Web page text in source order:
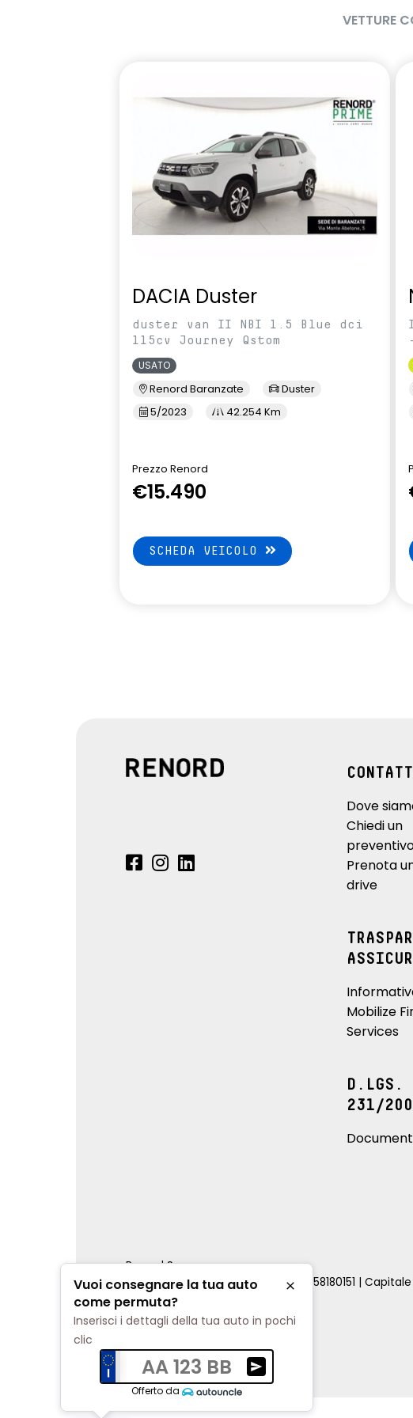
VETTURE
DACIA Duster
duster van II NBI 1.5 Blue dci
115cv Journey Qstom
USATO
Renord Baranzate
Duster
5/2023
42.254 Km
Prezzo Renord
€15.490
SCHEDA VEICOLO
Dove
Chiedi un
Prenota
drive
Mobilize
Services
D.LGS.
231/
Renord S.p.a.
REA Milano 810796 | P.IVA e C.F. 00858180151 |
Cookie Policy
Privacy Policy
Impostazioni di tracciamento
Vuoi consegnare la tua auto
come permuta?
Chiudi
Inserisci i dettagli della tua auto in pochi
clic
AA 123 BB
Ricevi una valutazione della
Offerto da